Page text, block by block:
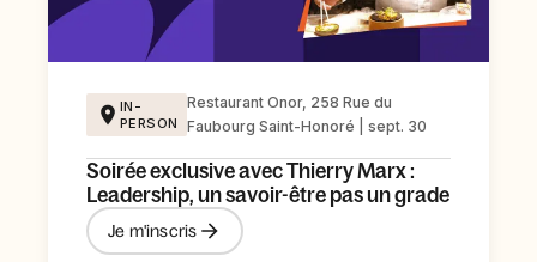
IN-
PERSON
Restaurant Onor, 258 Rue du
Faubourg Saint-Honoré | sept. 30
Soirée exclusive avec Thierry Marx :
Leadership, un savoir-être pas un grade
Je m'inscris